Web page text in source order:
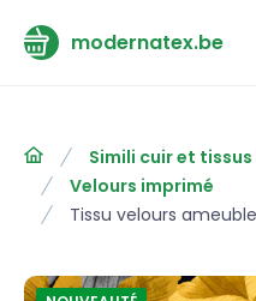
modernatex.be
Simili cuir et
Velours imprimé
Tissu velours